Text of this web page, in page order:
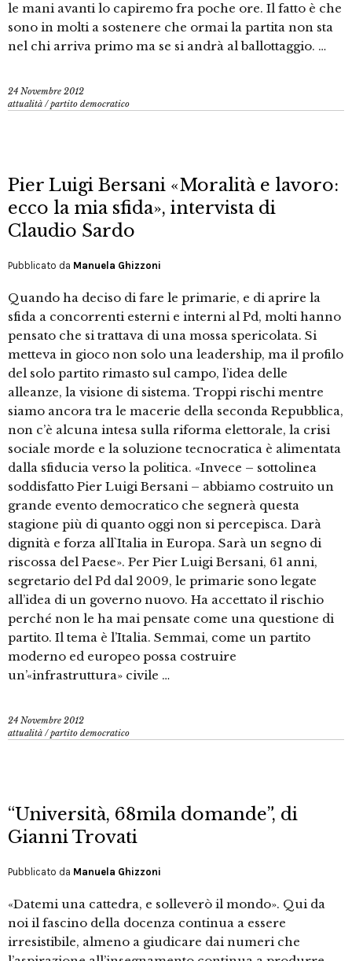
le mani avanti lo capiremo fra poche ore. Il fatto è che
sono in molti a sostenere che ormai la partita non sta
nel chi arriva primo ma se si andrà al ballottaggio. …
24 Novembre 2012
attualità /partito democratico
Pier Luigi Bersani «Moralità e lavoro:
ecco la mia sfida», intervista di
Claudio Sardo
Pubblicato da Manuela Ghizzoni
Quando ha deciso di fare le primarie, e di aprire la
sfida a concorrenti esterni e interni al Pd, molti hanno
pensato che si trattava di una mossa spericolata. Si
metteva in gioco non solo una leadership, ma il profilo
del solo partito rimasto sul campo, l’idea delle
alleanze, la visione di sistema. Troppi rischi mentre
siamo ancora tra le macerie della seconda Repubblica,
non c’è alcuna intesa sulla riforma elettorale, la crisi
sociale morde e la soluzione tecnocratica è alimentata
dalla sfiducia verso la politica. «Invece – sottolinea
soddisfatto Pier Luigi Bersani – abbiamo costruito un
grande evento democratico che segnerà questa
stagione più di quanto oggi non si percepisca. Darà
dignità e forza all`Italia in Europa. Sarà un segno di
riscossa del Paese». Per Pier Luigi Bersani, 61 anni,
segretario del Pd dal 2009, le primarie sono legate
all’idea di un governo nuovo. Ha accettato il rischio
perché non le ha mai pensate come una questione di
partito. Il tema è l’Italia. Semmai, come un partito
moderno ed europeo possa costruire
un’«infrastruttura» civile …
24 Novembre 2012
attualità /partito democratico
“Università, 68mila domande”, di
Gianni Trovati
Pubblicato da Manuela Ghizzoni
«Datemi una cattedra, e solleverò il mondo». Qui da
noi il fascino della docenza continua a essere
irresistibile, almeno a giudicare dai numeri che